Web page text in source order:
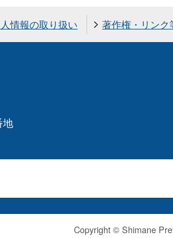
情報の取り扱い 著作権・リンク
Copyright © Shimane